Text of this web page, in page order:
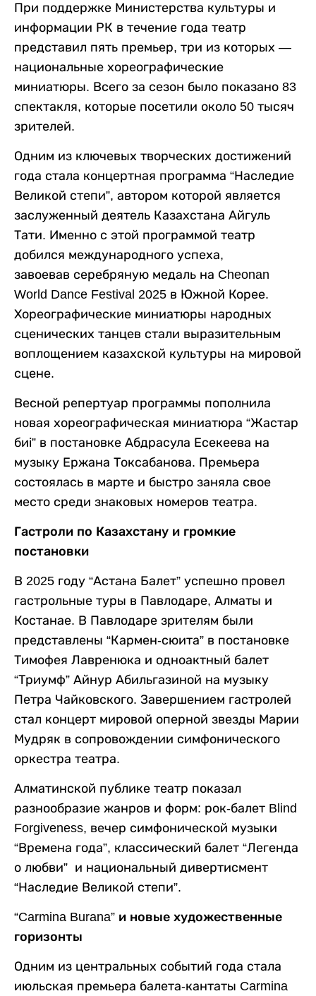
При поддержке Министерства культуры и
информации РК в течение года театр
представил пять премьер, три из которых —
национальные хореографические
миниатюры. Всего за сезон было показано 83
спектакля, которые посетили около 50 тысяч
зрителей.
Одним из ключевых творческих достижений
года стала концертная программа “Наследие
Великой степи”, автором которой является
заслуженный деятель Казахстана Айгуль
Тати. Именно с этой программой театр
добился международного успеха,
завоевав серебряную медаль на Cheonan
World Dance Festival 2025 в Южной Корее.
Хореографические миниатюры народных
сценических танцев стали выразительным
воплощением казахской культуры на мировой
сцене.
Весной репертуар программы пополнила
новая хореографическая миниатюра “Жастар
биі” в постановке Абдрасула Есекеева на
музыку Ержана Токсабанова. Премьера
состоялась в марте и быстро заняла свое
место среди знаковых номеров театра.
Гастроли по Казахстану и громкие
постановки
В 2025 году “Астана Балет” успешно провел
гастрольные туры в Павлодаре, Алматы и
Костанае. В Павлодаре зрителям были
представлены “Кармен-сюита” в постановке
Тимофея Лавренюка и одноактный балет
“Триумф” Айнур Абильгазиной на музыку
Петра Чайковского. Завершением гастролей
стал концерт мировой оперной звезды Марии
Мудряк в сопровождении симфонического
оркестра театра.
Алматинской публике театр показал
разнообразие жанров и форм: рок-балет Blind
Forgiveness, вечер симфонической музыки
“Времена года”, классический балет “Легенда
о любви” и национальный дивертисмент
“Наследие Великой степи”.
“Carmina Burana” и новые художественные
горизонты
Одним из центральных событий года стала
июльская премьера балета-кантаты Carmina